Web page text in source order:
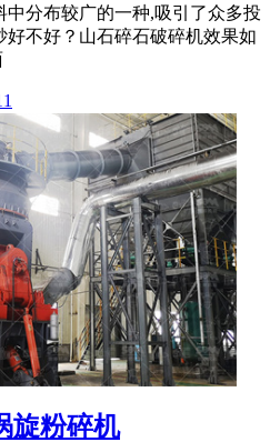
中分布较广的一种,吸引了众多投
好不好？山石碎石破碎机效果如
旋粉碎机